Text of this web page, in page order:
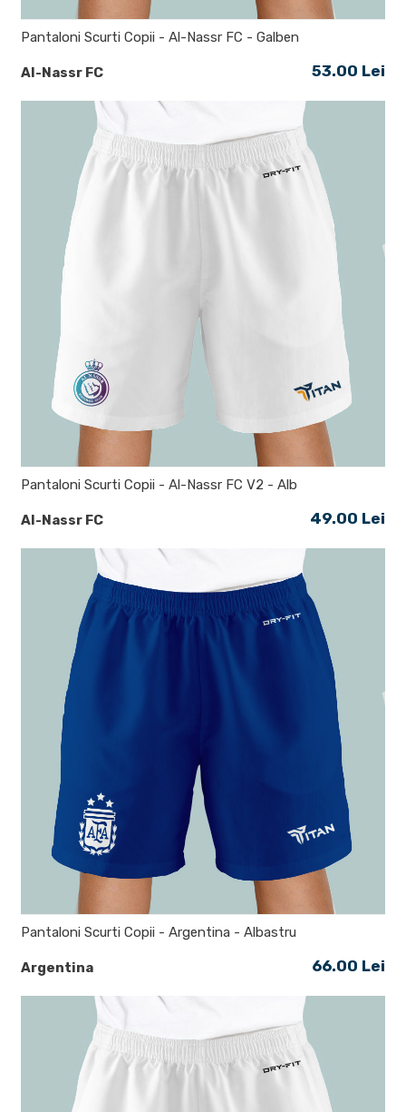
Al-Nassr FC
Pantaloni Scurti Copii - Al-Nassr FC - Galben
53.00 Lei
Al-Nassr FC
Pantaloni Scurti Copii - Al-Nassr FC V2 - Alb
49.00 Lei
Argentina
Pantaloni Scurti Copii - Argentina - Albastru
66.00 Lei